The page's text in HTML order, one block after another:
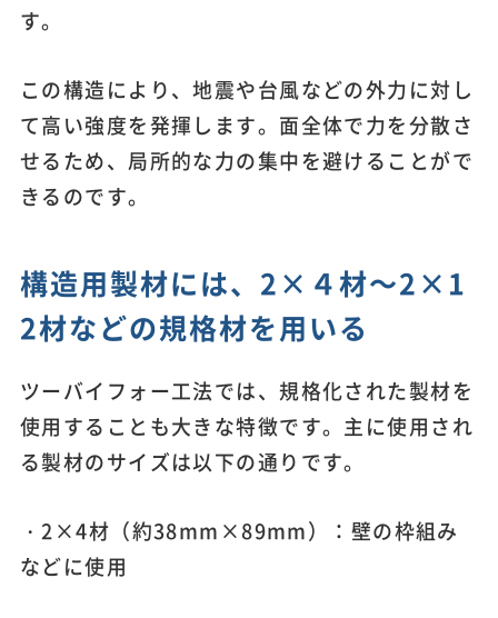
す。
この構造により、地震や台風などの外力に対し
て高い強度を発揮します。面全体で力を分散さ
せるため、局所的な力の集中を避けることがで
きるのです。
構造用製材には、2×４材～2×1
2材などの規格材を用いる
ツーバイフォー工法では、規格化された製材を
使用することも大きな特徴です。主に使用され
る製材のサイズは以下の通りです。
・2×4材（約38mm×89mm）：壁の枠組み
などに使用